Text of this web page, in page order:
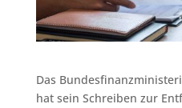
Das
hat sein Schreiben zur